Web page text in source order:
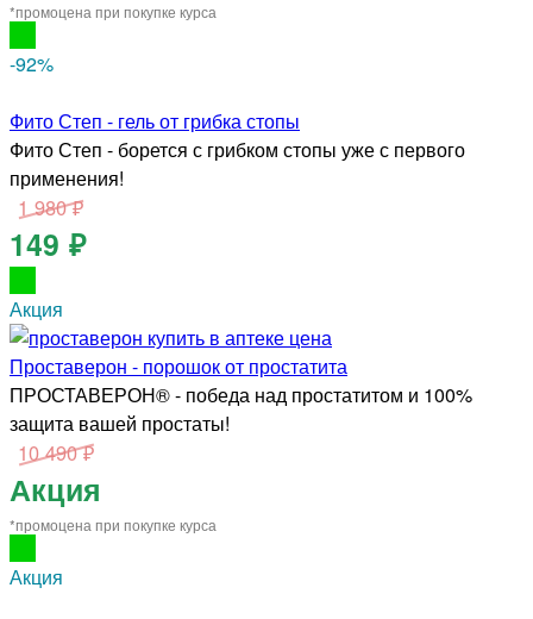
*промоцена при покупке курса
-92%
Фито Степ - гель от грибка стопы
Фито Степ - борется с грибком стопы уже с первого
применения!
1 980 ₽
149 ₽
Акция
Проставерон - порошок от простатита
ПРОСТАВЕРОН® - победа над простатитом и 100%
защита вашей простаты!
10 490 ₽
Акция
*промоцена при покупке курса
Акция